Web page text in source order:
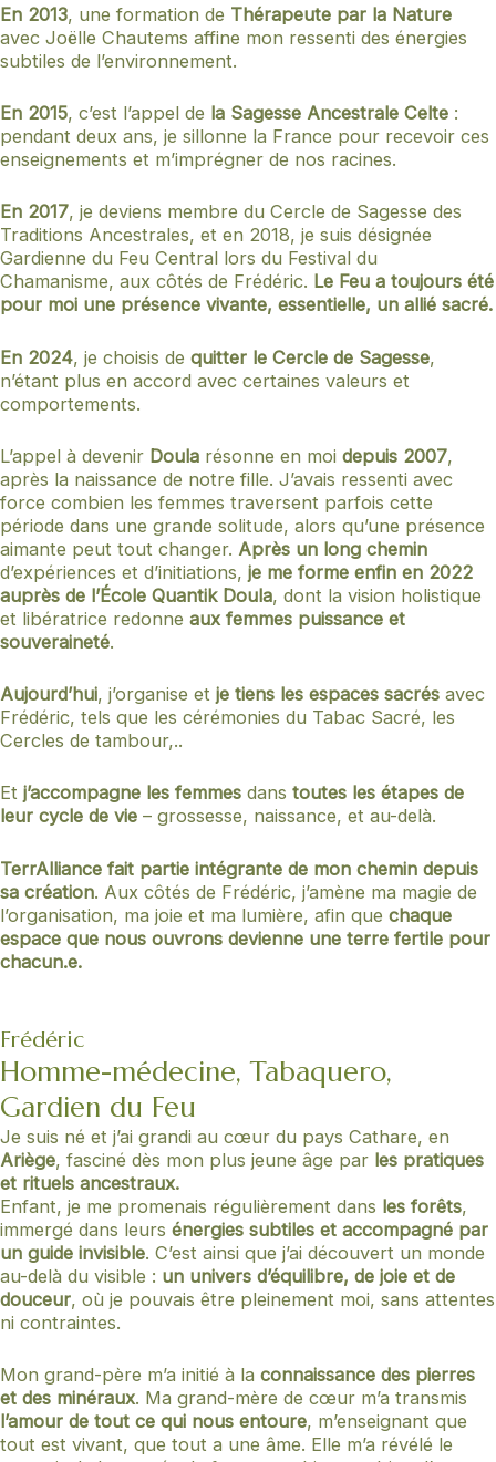
En 2013, une formation de Thérapeute par la Nature
avec Joëlle Chautems affine mon ressenti des énergies
subtiles de l’environnement.
En 2015, c’est l’appel de la Sagesse Ancestrale Celte :
pendant deux ans, je sillonne la France pour recevoir ces
enseignements et m’imprégner de nos racines.
En 2017, je deviens membre du Cercle de Sagesse des
Traditions Ancestrales, et en 2018, je suis désignée
Gardienne du Feu Central lors du Festival du
Chamanisme, aux côtés de Frédéric. Le Feu a toujours été
pour moi une présence vivante, essentielle, un allié sacré.
En 2024, je choisis de quitter le Cercle de Sagesse,
n’étant plus en accord avec certaines valeurs et
comportements.
L’appel à devenir Doula résonne en moi depuis 2007,
après la naissance de notre fille. J’avais ressenti avec
force combien les femmes traversent parfois cette
période dans une grande solitude, alors qu’une présence
aimante peut tout changer. Après un long chemin
d’expériences et d’initiations, je me forme enfin en 2022
auprès de l’École Quantik Doula, dont la vision holistique
et libératrice redonne aux femmes puissance et
souveraineté.
Aujourd’hui, j’organise et je tiens les espaces sacrés avec
Frédéric, tels que les cérémonies du Tabac Sacré, les
Cercles de tambour,..
Et j’accompagne les femmes dans toutes les étapes de
leur cycle de vie – grossesse, naissance, et au-delà.
TerrAlliance fait partie intégrante de mon chemin depuis
sa création. Aux côtés de Frédéric, j’amène ma magie de
l’organisation, ma joie et ma lumière, afin que chaque
espace que nous ouvrons devienne une terre fertile pour
chacun.e.
Frédéric
Homme-médecine, Tabaquero,
Gardien du Feu
Je suis né et j’ai grandi au cœur du pays Cathare, en
Ariège, fasciné dès mon plus jeune âge par les pratiques
et rituels ancestraux.
Enfant, je me promenais régulièrement dans les forêts,
immergé dans leurs énergies subtiles et accompagné par
un guide invisible. C’est ainsi que j’ai découvert un monde
au-delà du visible : un univers d’équilibre, de joie et de
douceur, où je pouvais être pleinement moi, sans attentes
ni contraintes.
Mon grand-père m’a initié à la connaissance des pierres
et des minéraux. Ma grand-mère de cœur m’a transmis
l’amour de tout ce qui nous entoure, m’enseignant que
tout est vivant, que tout a une âme. Elle m’a révélé le